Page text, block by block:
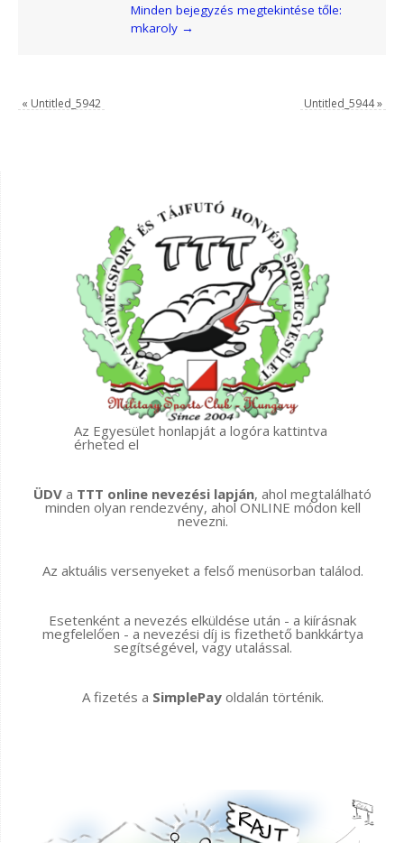
Minden bejegyzés megtekintése tőle:
mkaroly →
« Untitled_5942 Untitled_5944»
Az Egyesület honlapját a logóra kattintva
érheted el
ÜDV a TTT online nevezési lapján, ahol megtalálható
minden olyan rendezvény, ahol ONLINE módon kell
nevezni.
Az aktuális versenyeket a felső menüsorban találod.
Esetenként a nevezés elküldése után - a kiírásnak
megfelelően - a nevezési díj is fizethető bankkártya
segítségével, vagy utalással.
A fizetés a SimplePayoldalán történik.